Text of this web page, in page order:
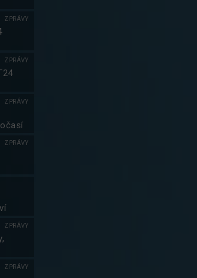
ZPRÁVY
ZPRÁVY
ZPRÁVY
ZPRÁVY
ZPRÁVY
ZPRÁVY